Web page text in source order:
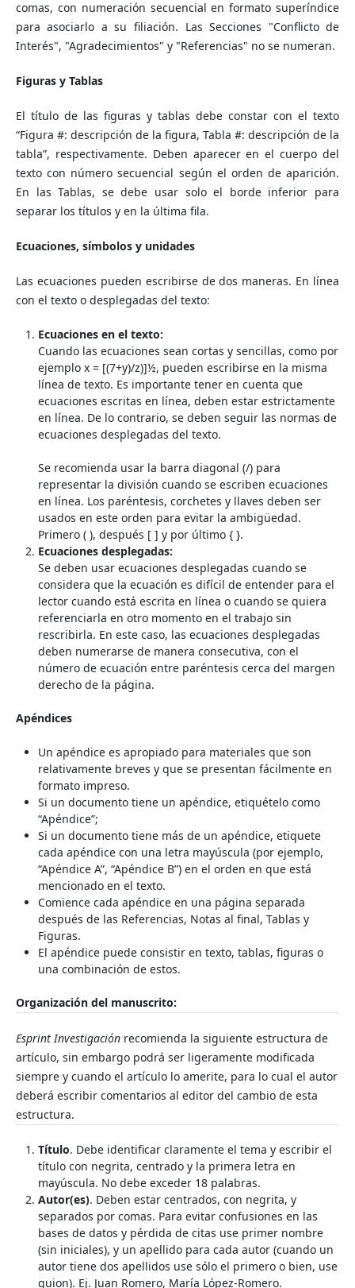
comas, con numeración secuencial en formato superíndice
para asociarlo a su filiación. Las Secciones "Conflicto de
Interés", "Agradecimientos" y "Referencias" no se numeran.
Figuras y Tablas
El título de las figuras y tablas debe constar con el texto
“Figura #: descripción de la figura, Tabla #: descripción de la
tabla”, respectivamente. Deben aparecer en el cuerpo del
texto con número secuencial según el orden de aparición.
En las Tablas, se debe usar solo el borde inferior para
separar los títulos y en la última fila.
Ecuaciones, símbolos y unidades
Las ecuaciones pueden escribirse de dos maneras. En línea
con el texto o desplegadas del texto:
Ecuaciones en el texto:
Cuando las ecuaciones sean cortas y sencillas, como por
ejemplo x = [(7+y)/z)]½, pueden escribirse en la misma
línea de texto. Es importante tener en cuenta que
ecuaciones escritas en línea, deben estar estrictamente
en línea. De lo contrario, se deben seguir las normas de
ecuaciones desplegadas del texto.
Se recomienda usar la barra diagonal (/) para
representar la división cuando se escriben ecuaciones
en línea. Los paréntesis, corchetes y llaves deben ser
usados en este orden para evitar la ambigüedad.
Primero ( ), después [ ] y por último { }.
Ecuaciones desplegadas:
Se deben usar ecuaciones desplegadas cuando se
considera que la ecuación es difícil de entender para el
lector cuando está escrita en línea o cuando se quiera
referenciarla en otro momento en el trabajo sin
rescribirla. En este caso, las ecuaciones desplegadas
deben numerarse de manera consecutiva, con el
número de ecuación entre paréntesis cerca del margen
derecho de la página.
Apéndices
Un apéndice es apropiado para materiales que son
relativamente breves y que se presentan fácilmente en
formato impreso.
Si un documento tiene un apéndice, etiquételo como
“Apéndice”;
Si un documento tiene más de un apéndice, etiquete
cada apéndice con una letra mayúscula (por ejemplo,
“Apéndice A”, “Apéndice B”) en el orden en que está
mencionado en el texto.
Comience cada apéndice en una página separada
después de las Referencias, Notas al final, Tablas y
Figuras.
El apéndice puede consistir en texto, tablas, figuras o
una combinación de estos.
Organización del manuscrito:
Esprint Investigaciónrecomienda la siguiente estructura de
artículo, sin embargo podrá ser ligeramente modificada
siempre y cuando el artículo lo amerite, para lo cual el autor
deberá escribir comentarios al editor del cambio de esta
estructura.
Título. Debe identificar claramente el tema y escribir el
título con negrita, centrado y la primera letra en
mayúscula. No debe exceder 18 palabras.
Autor(es). Deben estar centrados, con negrita, y
separados por comas. Para evitar confusiones en las
bases de datos y pérdida de citas use primer nombre
(sin iniciales), y un apellido para cada autor (cuando un
autor tiene dos apellidos use sólo el primero o bien, use
guion). Ej. Juan Romero, María López-Romero.